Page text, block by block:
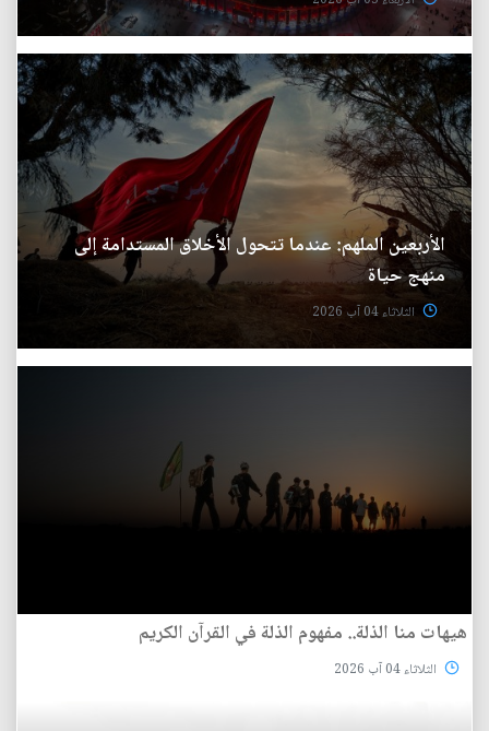
الأربعين الملهم: عندما تتحول الأخلاق المستدامة إلى
منهج حياة
الثلاثاء 04 آب 2026
هيهات منا الذلة.. مفهوم الذلة في القرآن الكريم
الثلاثاء 04 آب 2026